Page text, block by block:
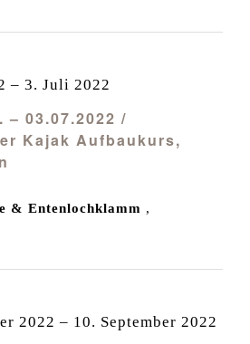
– 03.07.2022 /
Kajak Aufbaukurs,
– 3. Juli 2022
& Entenlochklamm ,
2022 – 10. September 2022